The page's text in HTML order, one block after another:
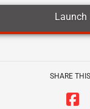
Launch
SHARE